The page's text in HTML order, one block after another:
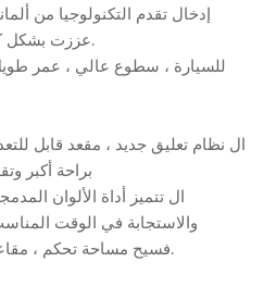
عززت بشكل كبير المنظر الأمامي أثناء العمل.
براحة أكبر
والاستجابة في الوقت
- فسيح مساحة تحكم ، مقاعد مريحة ، تمتع بمتعة الركوب.